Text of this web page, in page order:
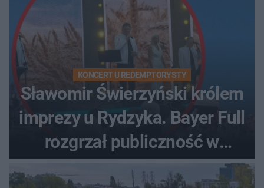
KONCERT U REDEMPTORYSTY
Sławomir Świerzyński królem
imprezy u Rydzyka. Bayer Full
rozgrzał publiczność w
Toruniu